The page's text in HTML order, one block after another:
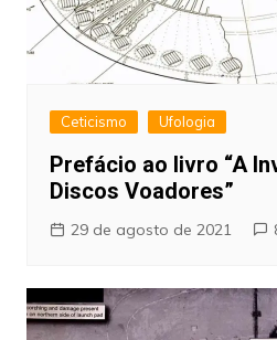
Ceticismo Ufologia
Prefácio ao livro “A
Discos Voadores”
29 de agosto de 2021